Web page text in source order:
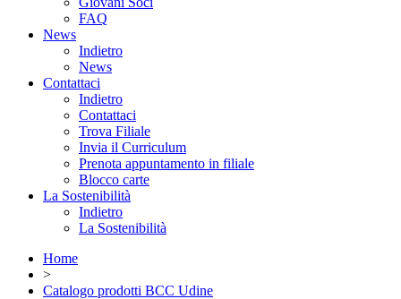
FAQ
News
Indietro
News
Contattaci
Indietro
Contattaci
Trova Filiale
Invia il Curriculum
Prenota appuntamento in filiale
Blocco carte
La Sostenibilità
Indietro
La Sostenibilità
Home
>
Catalogo prodotti BCC Udine